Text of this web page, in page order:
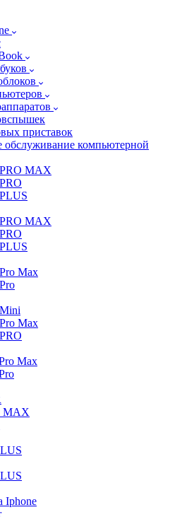
приставок
обслуживание компьютерной
MAX
MAX
Max
Max
Max
MAX
Iphone